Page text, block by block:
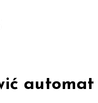
automat